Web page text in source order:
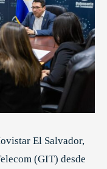
El Salvador,
(GIT) desde